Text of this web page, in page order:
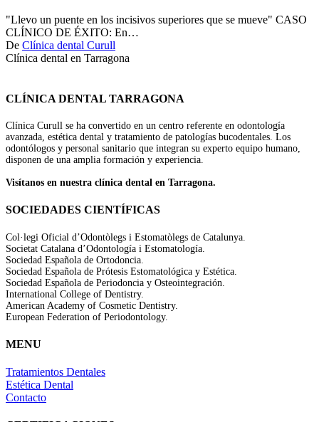
que
"Llevo un puente en los incisivos superiores que se mueve" CASO
CLÍNICO DE ÉXITO: En…
De Clínica dental Curull
Clínica dental en Tarragona
CLÍNICA DENTAL TARRAGONA
Clínica Curull se ha convertido en un centro referente en odontología
avanzada, estética dental y tratamiento de patologías bucodentales. Los
odontólogos y personal sanitario que integran su experto equipo humano,
disponen de una amplia formación y experiencia.
Visítanos en nuestra clínica dental en Tarragona.
SOCIEDADES CIENTÍFICAS
Col·legi Oficial d’Odontòlegs i Estomatòlegs de Catalunya.
Societat Catalana d’Odontología i Estomatología.
Sociedad Española de Ortodoncia.
Sociedad Española de Prótesis Estomatológica y Estética.
Sociedad Española de Periodoncia y Osteointegración.
International College of Dentistry.
American Academy of Cosmetic Dentistry.
European Federation of Periodontology.
MENU
Tratamientos Dentales
Estética Dental
Contacto